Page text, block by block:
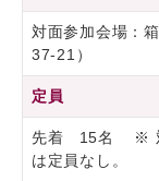
対面参加会場：
37-21）
定員
先着 15名 ※ 対
は定員なし。